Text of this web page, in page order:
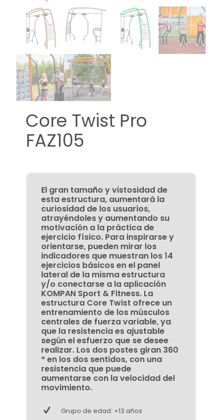
Core Twist Pro
FAZ105
El gran tamaño y vistosidad de
esta estructura, aumentará la
curiosidad de los usuarios,
atrayéndoles y aumentando su
motivación a la práctica de
ejercicio físico. Para inspirarse y
orientarse, pueden mirar los
indicadores que muestran los 14
ejercicios básicos en el panel
lateral de la misma estructura
y/o conectarse a la aplicación
KOMPAN Sport & Fitness. La
estructura Core Twist ofrece un
entrenamiento de los músculos
centrales de fuerza variable, ya
que la resistencia es ajustable
según el esfuerzo que se desee
realizar. Los dos postes giran 360
° en los dos sentidos, con una
resistencia que puede
aumentarse con la velocidad del
movimiento.
Grupo de edad: +13 años